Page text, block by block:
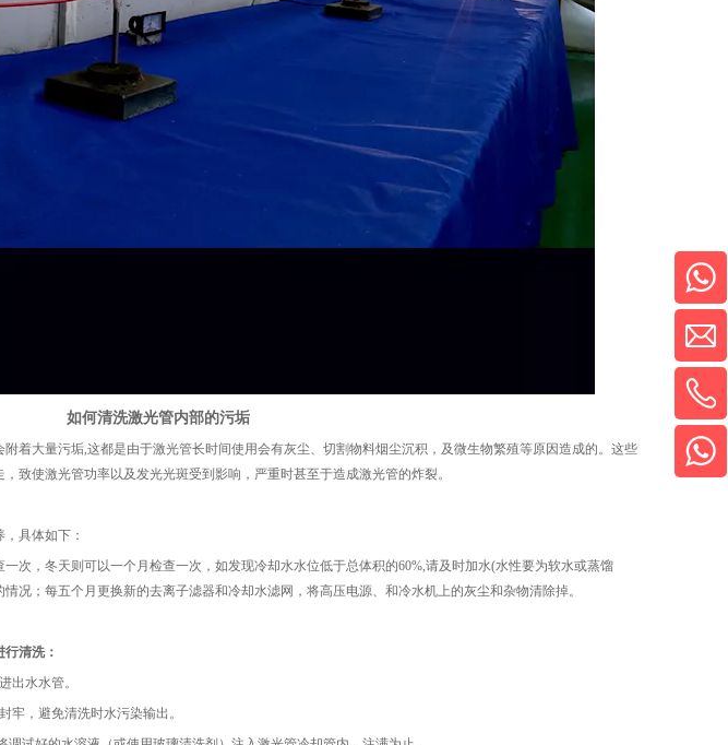
如何清洗激光管内部的污垢
着大量污垢,这都是由于激光管长时间使用会有灰尘、切割物料烟尘沉积，及微生物繁殖等原因造成的。这些
致使激光管功率以及发光光斑受到影响，严重时甚至于造成激光管的炸裂。
具体如下：
次，冬天则可以一个月检查一次，如发现冷却水水位低于总体积的60%,请及时加水(水性要为软水或蒸馏
况；每五个月更换新的去离子滤器和冷却水滤网，将高压电源、和冷水机上的灰尘和杂物清除掉。
清洗：
出水水管。
牢，避免清洗时水污染输出。